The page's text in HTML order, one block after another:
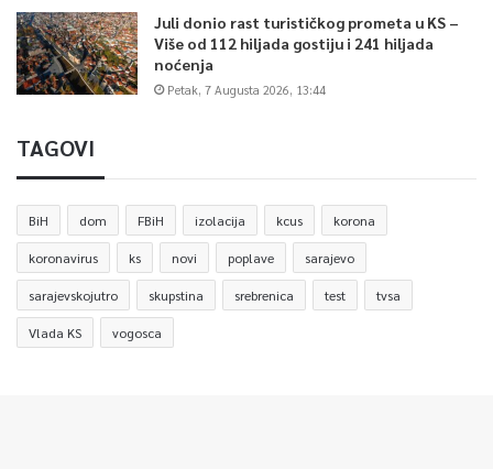
Juli donio rast turističkog prometa u KS –
Više od 112 hiljada gostiju i 241 hiljada
noćenja
Petak, 7 Augusta 2026, 13:44
TAGOVI
BiH dom FBiH izolacija kcus korona
koronavirus ks novi poplave sarajevo
sarajevskojutro skupstina srebrenica test tvsa
Vlada KS vogosca